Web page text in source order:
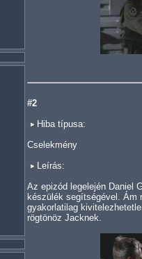
#2
Hiba típusa:
Cselekmény
Leírás:
Az epizód legelején Daniel
készülék segítségével. Ám
gyakorlatilag
rögtönöz Jacknek.